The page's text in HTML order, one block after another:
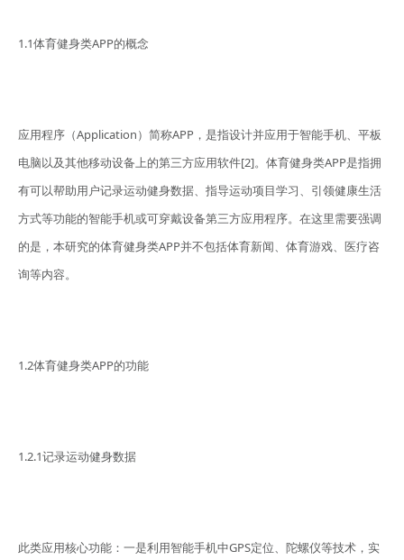
1.1体育健身类APP的概念
应用程序（Application）简称APP，是指设计并应用于智能手机、平板
电脑以及其他移动设备上的第三方应用软件[2]。体育健身类APP是指拥
有可以帮助用户记录运动健身数据、指导运动项目学习、引领健康生活
方式等功能的智能手机或可穿戴设备第三方应用程序。在这里需要强调
的是，本研究的体育健身类APP并不包括体育新闻、体育游戏、医疗咨
询等内容。
1.2体育健身类APP的功能
1.2.1记录运动健身数据
此类应用核心功能：一是利用智能手机中GPS定位、陀螺仪等技术，实